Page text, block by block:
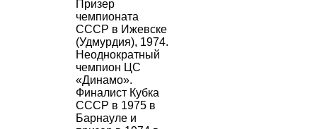
Призер
чемпионата
СССР в Ижевске
(Удмурдия), 1974.
Неоднократный
чемпион ЦС
«Динамо».
Финалист Кубка
СССР в 1975 в
Барнауле и